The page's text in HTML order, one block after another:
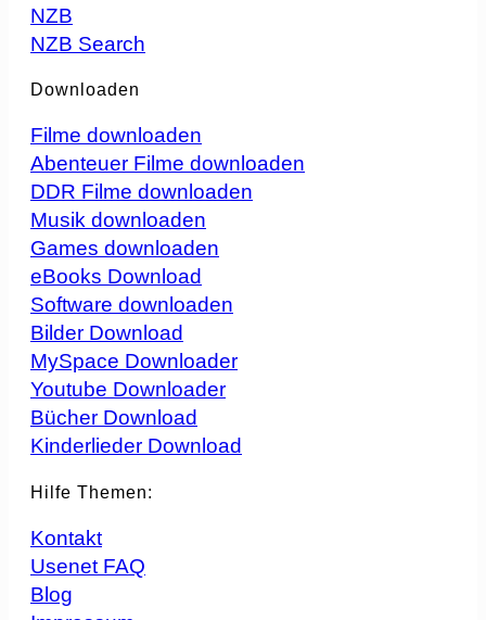
NZB
NZB Search
Downloaden
Filme downloaden
Abenteuer Filme downloaden
DDR Filme downloaden
Musik downloaden
Games downloaden
eBooks Download
Software downloaden
Bilder Download
MySpace Downloader
Youtube Downloader
Bücher Download
Kinderlieder Download
Hilfe Themen:
Kontakt
Usenet FAQ
Blog